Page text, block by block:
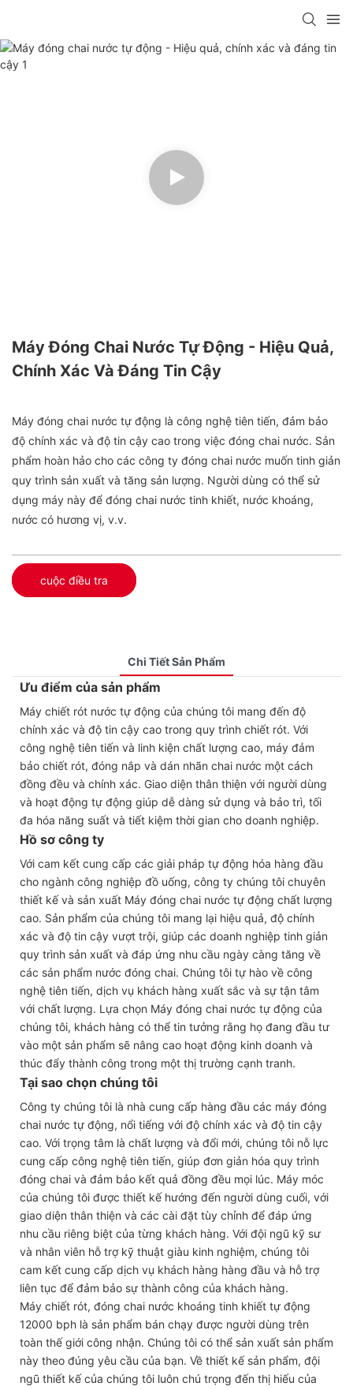
Máy Đóng Chai Nước Tự Động - Hiệu Quả,
Chính Xác Và Đáng Tin Cậy
Máy đóng chai nước tự động là công nghệ tiên tiến, đảm bảo
độ chính xác và độ tin cậy cao trong việc đóng chai nước. Sản
phẩm hoàn hảo cho các công ty đóng chai nước muốn tinh giản
quy trình sản xuất và tăng sản lượng. Người dùng có thể sử
dụng máy này để đóng chai nước tinh khiết, nước khoáng,
nước có hương vị, v.v.
cuộc điều tra
Chi Tiết Sản Phẩm
Ưu điểm của sản phẩm
Máy chiết rót nước tự động của chúng tôi mang đến độ
chính xác và độ tin cậy cao trong quy trình chiết rót. Với
công nghệ tiên tiến và linh kiện chất lượng cao, máy đảm
bảo chiết rót, đóng nắp và dán nhãn chai nước một cách
đồng đều và chính xác. Giao diện thân thiện với người dùng
và hoạt động tự động giúp dễ dàng sử dụng và bảo trì, tối
đa hóa năng suất và tiết kiệm thời gian cho doanh nghiệp.
Hồ sơ công ty
Với cam kết cung cấp các giải pháp tự động hóa hàng đầu
cho ngành công nghiệp đồ uống, công ty chúng tôi chuyên
thiết kế và sản xuất Máy đóng chai nước tự động chất lượng
cao. Sản phẩm của chúng tôi mang lại hiệu quả, độ chính
xác và độ tin cậy vượt trội, giúp các doanh nghiệp tinh giản
quy trình sản xuất và đáp ứng nhu cầu ngày càng tăng về
các sản phẩm nước đóng chai. Chúng tôi tự hào về công
nghệ tiên tiến, dịch vụ khách hàng xuất sắc và sự tận tâm
với chất lượng. Lựa chọn Máy đóng chai nước tự động của
chúng tôi, khách hàng có thể tin tưởng rằng họ đang đầu tư
vào một sản phẩm sẽ nâng cao hoạt động kinh doanh và
thúc đẩy thành công trong một thị trường cạnh tranh.
Tại sao chọn chúng tôi
Công ty chúng tôi là nhà cung cấp hàng đầu các máy đóng
chai nước tự động, nổi tiếng với độ chính xác và độ tin cậy
cao. Với trọng tâm là chất lượng và đổi mới, chúng tôi nỗ lực
cung cấp công nghệ tiên tiến, giúp đơn giản hóa quy trình
đóng chai và đảm bảo kết quả đồng đều mọi lúc. Máy móc
của chúng tôi được thiết kế hướng đến người dùng cuối, với
giao diện thân thiện và các cài đặt tùy chỉnh để đáp ứng
nhu cầu riêng biệt của từng khách hàng. Với đội ngũ kỹ sư
và nhân viên hỗ trợ kỹ thuật giàu kinh nghiệm, chúng tôi
cam kết cung cấp dịch vụ khách hàng hàng đầu và hỗ trợ
liên tục để đảm bảo sự thành công của khách hàng.
Máy chiết rót, đóng chai nước khoáng tinh khiết tự động
12000 bph là sản phẩm bán chạy được người dùng trên
toàn thế giới công nhận. Chúng tôi có thể sản xuất sản phẩm
này theo đúng yêu cầu của bạn. Về thiết kế sản phẩm, đội
ngũ thiết kế của chúng tôi luôn chú trọng đến thị hiếu của